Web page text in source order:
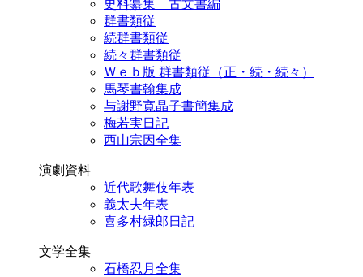
史料纂集 古文書編
群書類従
続群書類従
続々群書類従
Ｗｅｂ版 群書類従（正・続・続々）
馬琴書翰集成
与謝野寛晶子書簡集成
梅若実日記
西山宗因全集
演劇資料
近代歌舞伎年表
義太夫年表
喜多村緑郎日記
文学全集
石橋忍月全集